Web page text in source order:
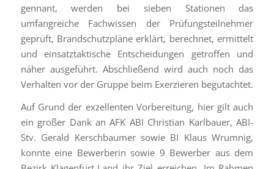
gennant, werden bei sieben Stationen das
umfangreiche Fachwissen der Prüfungsteilnehmer
geprüft, Brandschutzpläne erklärt, berechnet, ermittelt
und einsatztaktische Entscheidungen getroffen und
näher ausgeführt. Abschließend wird auch noch das
Verhalten vor der Gruppe beim Exerzieren begutachtet.
Auf Grund der exzellenten Vorbereitung, hier gilt auch
ein großer Dank an AFK ABI Christian Karlbauer, ABI-
Stv. Gerald Kerschbaumer sowie BI Klaus Wrumnig,
konnte eine Bewerberin sowie 9 Bewerber aus dem